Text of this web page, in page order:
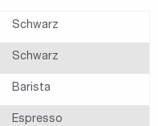
Schwarz
Schwarz
Barista
Espresso